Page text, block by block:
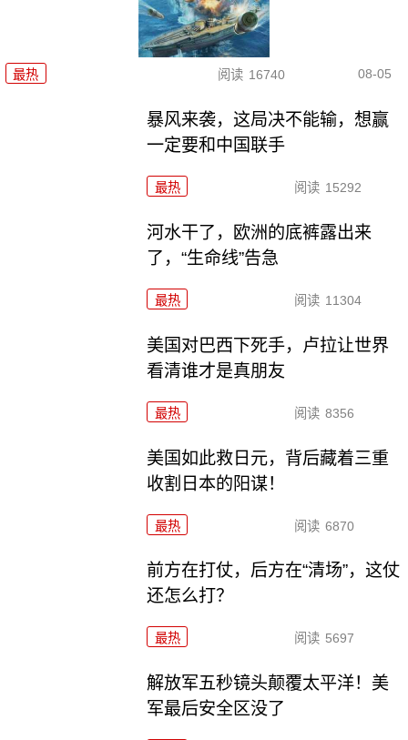
最热 阅读 16740 08-05
暴风来袭，这局决不能输，想赢
一定要和中国联手
最热 阅读 15292
河水干了，欧洲的底裤露出来
了，“生命线”告急
最热 阅读 11304
美国对巴西下死手，卢拉让世界
看清谁才是真朋友
最热 阅读 8356
美国如此救日元，背后藏着三重
收割日本的阳谋！
最热 阅读 6870
前方在打仗，后方在“清场”，这仗
还怎么打？
最热 阅读 5697
解放军五秒镜头颠覆太平洋！美
军最后安全区没了